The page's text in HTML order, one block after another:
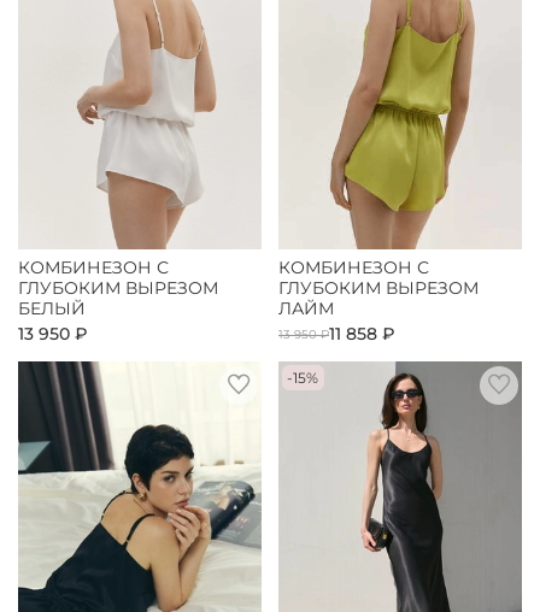
КОМБИНЕЗОН С
ГЛУБОКИМ ВЫРЕЗОМ
БЕЛЫЙ
13 950 ₽
КОМБИНЕЗОН С
ГЛУБОКИМ ВЫРЕЗОМ
ЛАЙМ
13 950 ₽11 858 ₽
-15%